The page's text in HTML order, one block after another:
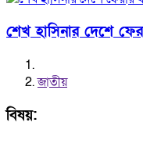
শেখ হাসিনার দেশে
জাতীয়
বিষয়: